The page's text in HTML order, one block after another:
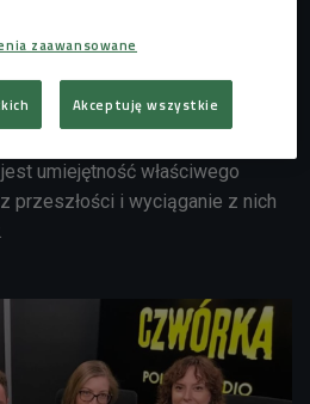
humanistycznych można znaleźć
bardziej skutecznym jako
Karpecki. A jak przekonywał
umiejętność właściwego
przeszłości i wyciąganie z nich
zaawansowane
Akceptuję wszystkie